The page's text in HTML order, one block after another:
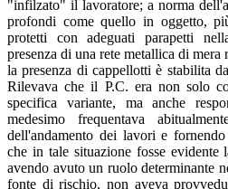
"infilzato" il lavoratore; a norma
profondi come quello in oggetto,
protetti con adeguati parapetti
presenza di una rete metallica di
la presenza di cappellotti è stabilita
Rilevava che il P.C. era non solo
specifica variante, ma anche
medesimo frequentava
dell'andamento dei lavori e
che in tale situazione fosse
avendo avuto un ruolo determinante
fonte di rischio, non aveva